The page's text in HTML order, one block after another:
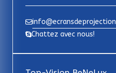
Chattez avec nous!